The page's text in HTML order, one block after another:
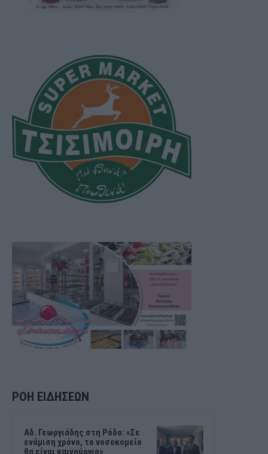
ΡΟΗ ΕΙΔΗΣΕΩΝ
Αδ. Γεωργιάδης στη Ρόδο: «Σε
ενάμιση χρόνο, το νοσοκομείο
θα είναι καινούργιο»